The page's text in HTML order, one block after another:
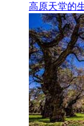
高原天堂的